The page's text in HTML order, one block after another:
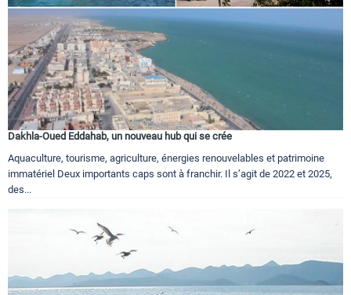
Dakhla-Oued Eddahab, un nouveau hub qui se crée
Aquaculture, tourisme, agriculture, énergies renouvelables et patrimoine
immatériel Deux importants caps sont à franchir. Il s’agit de 2022 et 2025,
des...